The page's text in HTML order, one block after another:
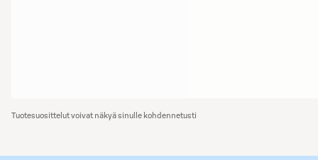
Tuotesuosittelut voivat näkyä sinulle kohdennetusti